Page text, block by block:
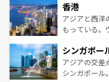
とつ。フォー
ひ現地で味わ
が旅行者を迎
参照してほし
の活気が交差
帯で自然と触
いビーチでリ
激する。気候
が待っている
た文化、そし
香港
アジアと西洋
もっている。
み、どこを訪
ており、効率
うな絶景から
シンガポー
アジアの交差
シンガポール